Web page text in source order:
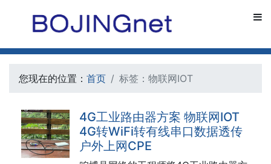
您现在的位置： 首页 标签：物联网IOT
4G工业路由器方案 物联网IOT
4G转WiFi转有线串口数据透传
户外上网CPE